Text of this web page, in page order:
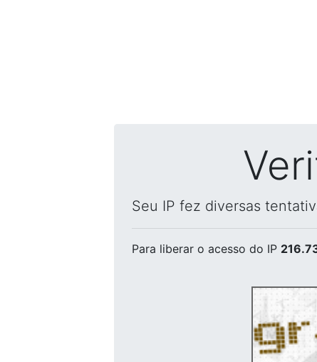
Seu IP fez diversas
Para liberar o acesso do IP